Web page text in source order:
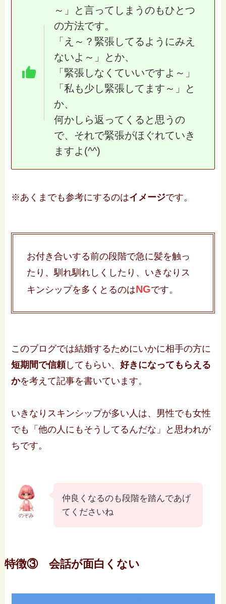
～」と言ってしまうのもひとつ
の方法です。
「え～？緊張してるようにみえ
ないよ～」とか、
「緊張しなくていいですよ～」
「私も少し緊張してます～」と
か、
何かしら返ってくると思うの
で、それで緊張がほぐれていき
ますよ(^^)
※あくまでも参考にするのはイメージです。
お付き合いする前の段階で急に髪を触っ
たり、馴れ馴れしくしたり、いきなりス
キンシップを多くとるのはNGです。
このブログでは結婚するためにいかに相手の方に
短期間で信頼 してもらい、好きになってもらえる
かを考えて記事を書いています。
いきなりスキンシップが多い人は、男性でも女性
でも「他の人にもそうしてるんだな」と思われが
ちです。
のぞみ
仲良くなるのも段階を踏んであげ
てくださいね
特徴③ 会話が面白くない